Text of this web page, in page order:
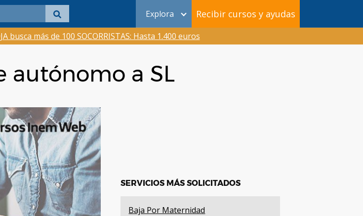
Explora Recibir cursos y ayudas
busca más de 100 SOCORRISTAS: Hasta 1.400 euros
autónomo a SL
SERVICIOS MÁS SOLICITADOS
Baja Por Maternidad